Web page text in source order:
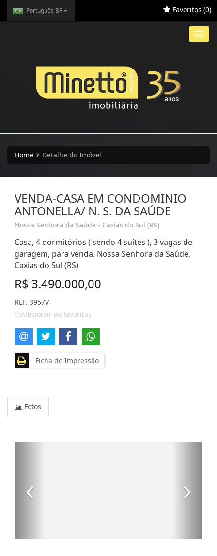
Português BR Favoritos (0)
Home Detalhe do Imóvel
VENDA-CASA EM CONDOMINIO
ANTONELLA/ N. S. DA SAÚDE
Nossa Senhora da Saúde - Caxias do Sul (RS)
Casa, 4 dormitórios ( sendo 4 suítes ), 3 vagas de
garagem, para venda. Nossa Senhora da Saúde,
Caxias do Sul (RS)
R$ 3.490.000,00
REF. 3957V
Adicionar ao favoritos
Ficha de Impressão
Fotos